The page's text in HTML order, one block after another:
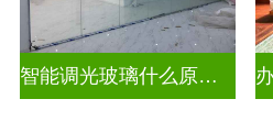
智能调光玻璃什么原理好一点